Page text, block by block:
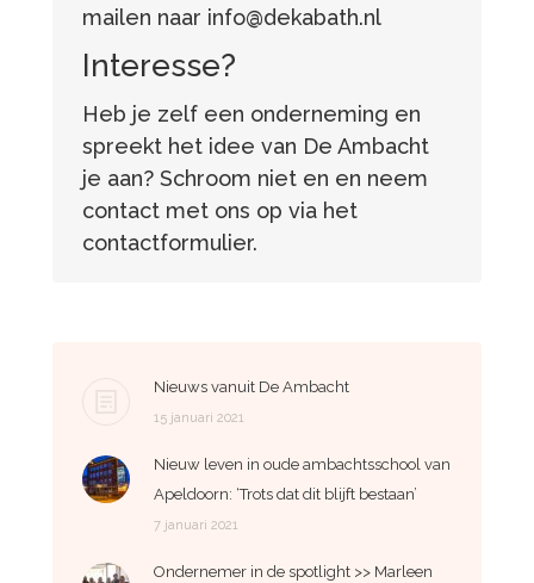
mailen naar info@dekabath.nl
Interesse?
Heb je zelf een onderneming en
spreekt het idee van De Ambacht
je aan? Schroom niet en en neem
contact met ons op via het
contactformulier.
Nieuws vanuit De Ambacht
15 januari 2021
Nieuw leven in oude ambachtsschool van
Apeldoorn: ‘Trots dat dit blijft bestaan’
7 januari 2021
Ondernemer in de spotlight >> Marleen